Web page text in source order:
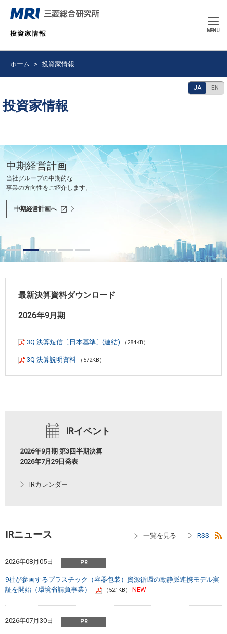
CLOSE
MENU
ホーム 投資家情報
投資家情報
JA EN
豊かで持続可能な未来の共創を使命として、
世界と共に、あるべき未来を問い続け、
社会課題を解決し、社会の変革を先駆けます。
中期経営計画
当社グループの中期的な
事業の方向性をご紹介します。
中期経営計画へ
決算発表
最新の決算情報をご確認ください。
決算情報へ
2026年9月期 中間報告書
2026年6月
中間報告書へ
会社紹介ムービー
会社紹介ムービーをご覧いただけます。
会社紹介ムービーへ
最新決算資料ダウンロード
2026年9月期
3Q 決算短信〔日本基準〕(連結) （284KB）
3Q 決算説明資料 （572KB）
IRイベント
2026年9月期 第3四半期決算
2026年7月29日発表
IRカレンダー
IRニュース
2026年08月05日
9社が参画するプラスチック（容器包装）資源循環の動静脈連携モデル実
証を開始（環境省請負事業）
（521KB）
2026年07月30日